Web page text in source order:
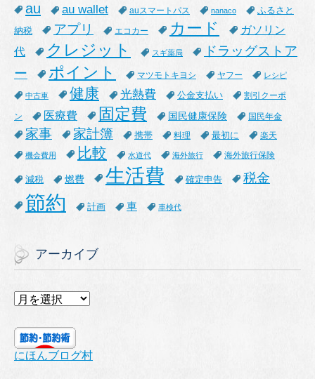
au au wallet auスマートパス nanaco
ふるさと
納税
アプリ エコカー カード
ガソリン
代
クレジット スギ薬局
ドラッグストア
ー
ポイント マツモトキヨシ ヤフー レシピ
中古車 健康 光熱費 公金支払い 割引クーポ
ン 医療費 固定費 国民健康保険 国民年金
家事 家計簿 携帯 料理 最初に 楽天
機会費用 比較 水道代 海外旅行 海外旅行保険
減税 燃費 生活費 確定申告 税金
節約 計画 車 車検代
アーカイブ
ア
カ
イ
ブ
にほんブログ村